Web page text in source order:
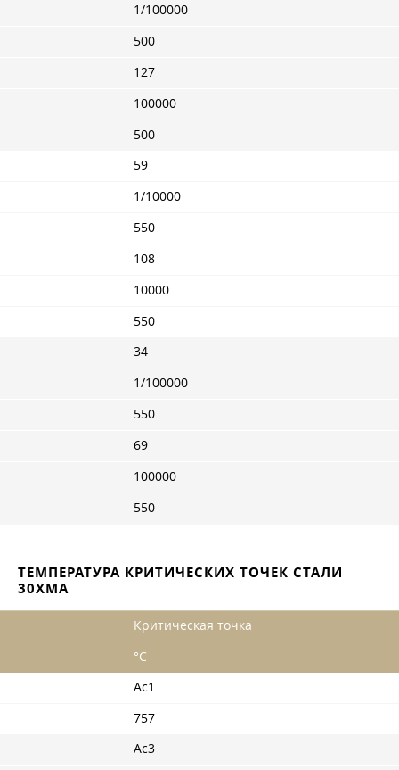
1/100000
500
127
100000
500
59
1/10000
550
108
10000
550
34
1/100000
550
69
100000
550
ТЕМПЕРАТУРА КРИТИЧЕСКИХ ТОЧЕК СТАЛИ
30ХМА
Критическая точка
°С
Ac1
757
Ac3